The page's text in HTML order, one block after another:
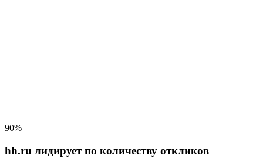
90%
hh.ru лидирует по количеству откликов